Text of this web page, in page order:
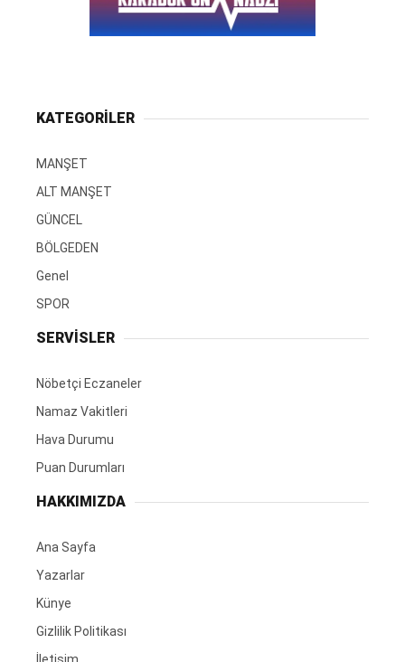
KATEGORİLER
MANŞET
ALT MANŞET
GÜNCEL
BÖLGEDEN
Genel
SPOR
SERVİSLER
Nöbetçi Eczaneler
Namaz Vakitleri
Hava Durumu
Puan Durumları
HAKKIMIZDA
Ana Sayfa
Yazarlar
Künye
Gizlilik Politikası